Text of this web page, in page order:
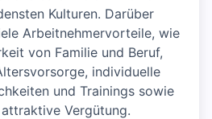
Kulturen. Darüber
Arbeitnehmervorteile, wie
von Familie und Beruf,
individuelle
und Trainings sowie
Vergütung.